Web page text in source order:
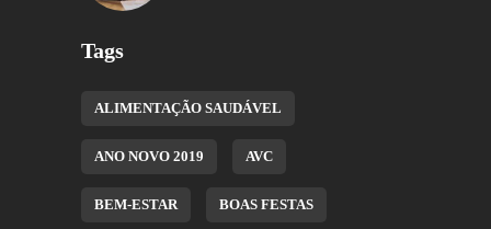
Tags
ALIMENTAÇÃO SAUDÁVEL
ANO NOVO 2019 AVC
BEM-ESTAR BOAS FESTAS